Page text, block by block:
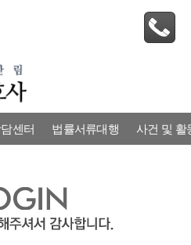
센터 법률서류대행 사건 및 활